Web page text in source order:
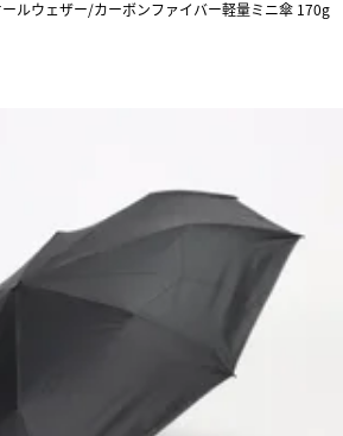
ルウェザー/カーボンファイバー軽量ミニ傘 170g